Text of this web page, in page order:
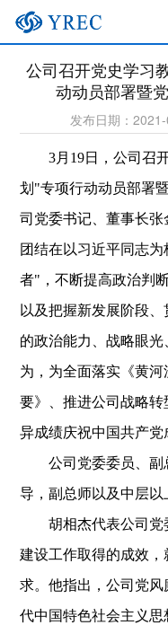
公司召开党史学习
动动员部署暨
发布日期：
3月19日，公司召
划"专项行动动员部署
司党委书记、董事长
团结在以习近平同志
者"，不断提高政治判
以及把握新发展阶段
的政治能力、战略眼
为，为全面落实《黄
要》、推进公司战略
异成绩庆祝中国共产党
公司党委委员、
导，副总师以及中层以
胡相杰代表公司党
建设工作取得的成效
求。他指出，公司党
代中国特色社会主义